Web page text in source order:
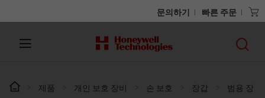
문의하기 빠른 주문
제품 개인 보호 장비 손 보호 장갑
범용 장